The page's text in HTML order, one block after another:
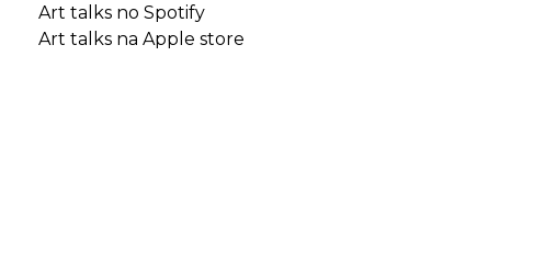
Art talks no Spotify
Art talks na Apple store